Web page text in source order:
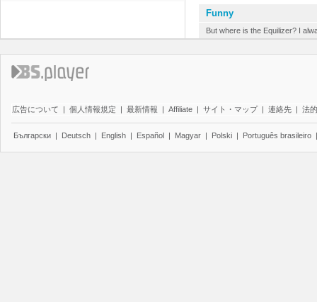
Funny
But where is the Equilizer? I
広告について | 個人情報規定 | 最新情報 | Affiliate | サイト・マップ | 連絡先 | 法
Български | Deutsch | English | Español | Magyar | Polski | Português brasileiro